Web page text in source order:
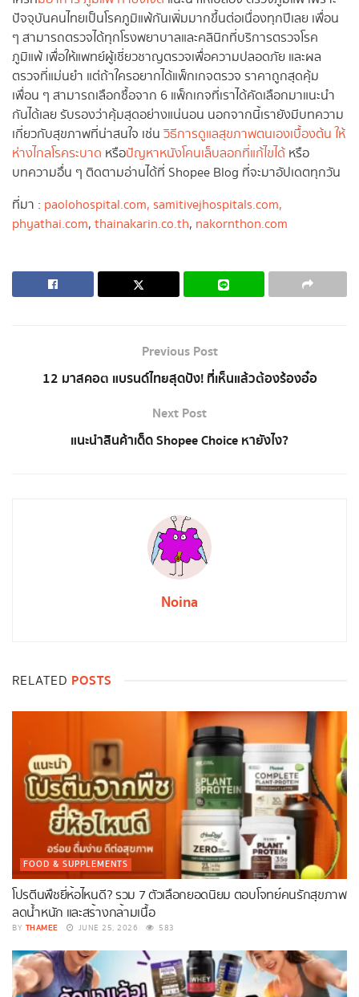
ปัจจุบันคนไทยเป็นโรคภูมิแพ้กันเพิ่มมากขึ้นต่อเนื่องทุกปีเลย เพื่อน
ๆ สามารถตรวจได้ทุกโรงพยาบาลและคลินิกที่บริการตรวจโรค
ภูมิแพ้ เพื่อให้แพทย์ผู้เชี่ยวชาญตรวจเพื่อความปลอดภัย และผล
ตรวจที่แม่นยำ แต่ถ้าใครอยากได้แพ็กเกจตรวจ ราคาถูกสุดคุ้ม
เพื่อน ๆ สามารถเลือกซื้อจาก 6 แพ็กเกจที่เราได้คัดเลือกมาแนะนำ
กันได้เลย รับรองว่าคุ้มสุดอย่างแน่นอน นอกจากนี้เรายังมีบทความ
เกี่ยวกับสุขภาพที่น่าสนใจ เช่น วิธีการดูแลสุขภาพตนเองเบื้องต้น ให้
ห่างไกลโรคระบาด หรือปัญหาหนังโคนเล็บลอกที่แก้ไขได้ หรือ
บทความอื่น ๆ ติดตามอ่านได้ที่ Shopee Blog ที่จะมาอัปเดตทุกวัน
ที่มา : paolohospital.com, samitivejhospitals.com,
phyathai.com, thainakarin.co.th, nakornthon.com
Previous Post
12 มาสคอต แบรนด์ไทยสุดปัง! ที่เห็นแล้วต้องร้องอ๋อ
Next Post
แนะนำสินค้าเด็ด Shopee Choice หายังไง?
Noina
RELATED POSTS
FOOD & SUPPLEMENTS
โปรตีนพืชยี่ห้อไหนดี? รวม 7 ตัวเลือกยอดนิยม ตอบโจทย์คนรักสุขภาพ
ลดน้ำหนัก และสร้างกล้ามเนื้อ
BY THAMEE JUNE 25, 2026 583